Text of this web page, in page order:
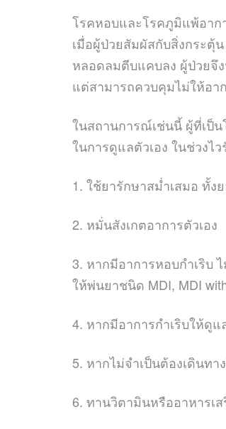
โรคหอบและโรคภูมิแพ้อาก
เมื่อผู้ป่วยสัมผัสกับสิ่งกระตุ้
หลอดลมตีบแคบลง ผู้ป่วยจึ
แต่สามารถควบคุมไม่ให้อา
ในสถานการณ์เช่นนี้ ผู้ที่เป็
ในการดูแลตัวเอง ในช่วงไ
1. ใช้ยารักษาสม่ำเสมอ ทั้
2. หมั่นสังเกตอาการตัวเอง
3. หากมีอาการหอบกำเริบ
ให้พ่นยาชนิด MDI, MDI
4. หากมีอาการกำเริบให้ดู
5. หากไม่จำเป็นต้องเดินท
6. ทานวิตามินหรืออาหารเ